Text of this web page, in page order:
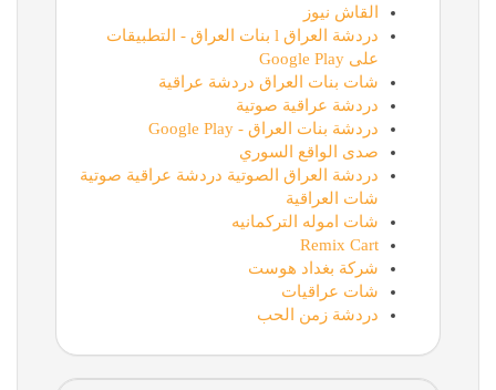
القاش نيوز
دردشة العراق l بنات العراق - التطبيقات
على Google Play
شات بنات العراق دردشة عراقية
دردشة عراقية صوتية
دردشة بنات العراق - Google Play
صدى الواقع السوري
دردشة العراق الصوتية دردشة عراقية صوتية
شات العراقية
شات اموله التركمانيه
Remix Cart
شركة بغداد هوست
شات عراقيات
دردشة زمن الحب